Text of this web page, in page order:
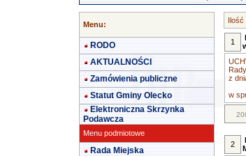
Menu:
RODO
AKTUALNOŚCI
Zamówienia publiczne
Statut Gminy Olecko
Elektroniczna Skrzynka
Podawcza
Menu podmiotowe
Rada Miejska
Ilość
1
z
w
2